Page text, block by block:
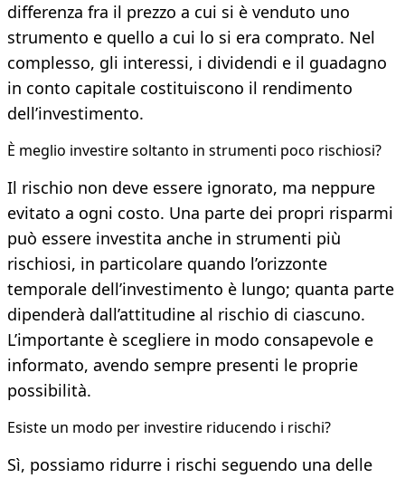
differenza fra il prezzo a cui si è venduto uno
strumento e quello a cui lo si era comprato. Nel
complesso, gli interessi, i dividendi e il guadagno
in conto capitale costituiscono il rendimento
dell’investimento.
È meglio investire soltanto in strumenti poco rischiosi?
Il rischio non deve essere ignorato, ma neppure
evitato a ogni costo. Una parte dei propri risparmi
può essere investita anche in strumenti più
rischiosi, in particolare quando l’orizzonte
temporale dell’investimento è lungo; quanta parte
dipenderà dall’attitudine al rischio di ciascuno.
L’importante è scegliere in modo consapevole e
informato, avendo sempre presenti le proprie
possibilità.
Esiste un modo per investire riducendo i rischi?
Sì, possiamo ridurre i rischi seguendo una delle